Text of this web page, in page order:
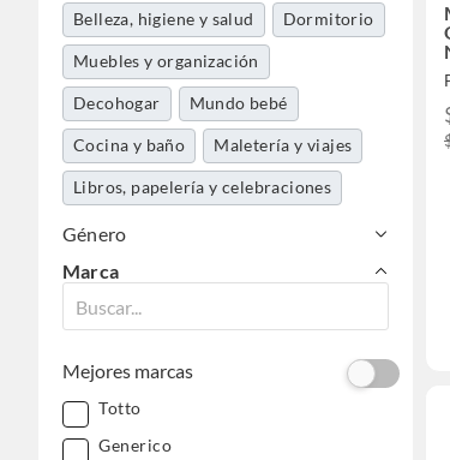
Belleza, higiene y salud Dormitorio
Muebles y organización
Decohogar Mundo bebé
Cocina y baño Maletería y viajes
Libros, papelería y celebraciones
Tecnología
Mascotas
Alimentos y bebidas
Aseo y limpieza
Herramientas y máquinas
Género
Marca
Mejores marcas
Totto
Generico